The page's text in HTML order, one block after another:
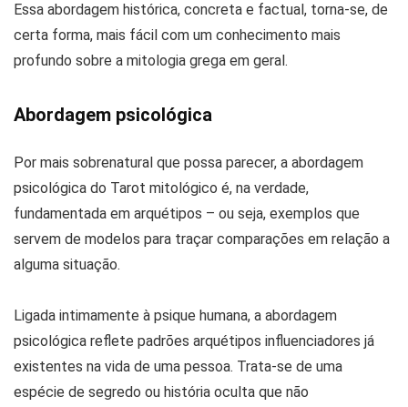
Essa abordagem histórica, concreta e factual, torna-se, de
certa forma, mais fácil com um conhecimento mais
profundo sobre a mitologia grega em geral.
Abordagem psicológica
Por mais sobrenatural que possa parecer, a abordagem
psicológica do Tarot mitológico é, na verdade,
fundamentada em arquétipos – ou seja, exemplos que
servem de modelos para traçar comparações em relação a
alguma situação.
Ligada intimamente à psique humana, a abordagem
psicológica reflete padrões arquétipos influenciadores já
existentes na vida de uma pessoa. Trata-se de uma
espécie de segredo ou história oculta que não